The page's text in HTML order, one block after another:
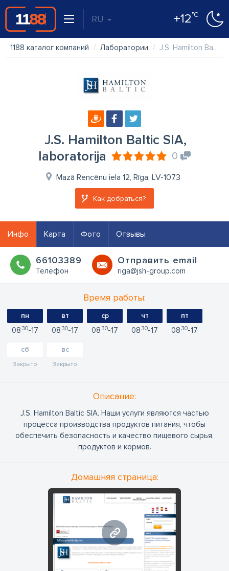
RU +12°C
1188 каталог компаний Лаборатории J.S. Hamilton Baltic SIA, laboratorija
J.S. Hamilton Baltic SIA,
laboratorija
0
Mazā Rencēnu iela 12, Rīga, LV-1073
Как добраться?
Инфо Карта Фото Отзывы
66103389
Телефон
Oтправить email
riga@jsh-group.com
Время работы:
пн
08 30 17
вт
08 30 17
ср
08 30 17
чт
08 30 17
пт
08 30 17
сб
Закрыто
вс
Закрыто
Oписание:
J.S. Hamilton Baltic SIA. Наши услуги являются частью
процесса производства продуктов питания, чтобы
обеспечить безопасность и качество пищевого сырья,
продуктов и кормов.
Домашняя страница:
www.hamiltonlab.lv